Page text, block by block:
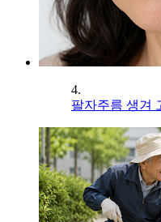
4.
팔자주름 생겨